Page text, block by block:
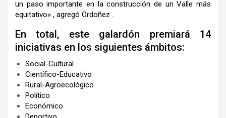
un paso importante en la construcción de un Valle más
equitativo» , agregó Ordoñez .
En total, este galardón premiará 14
iniciativas en los siguientes ámbitos:
Social-Cultural
Científico-Educativo
Rural-Agroecológico
Político
Económico